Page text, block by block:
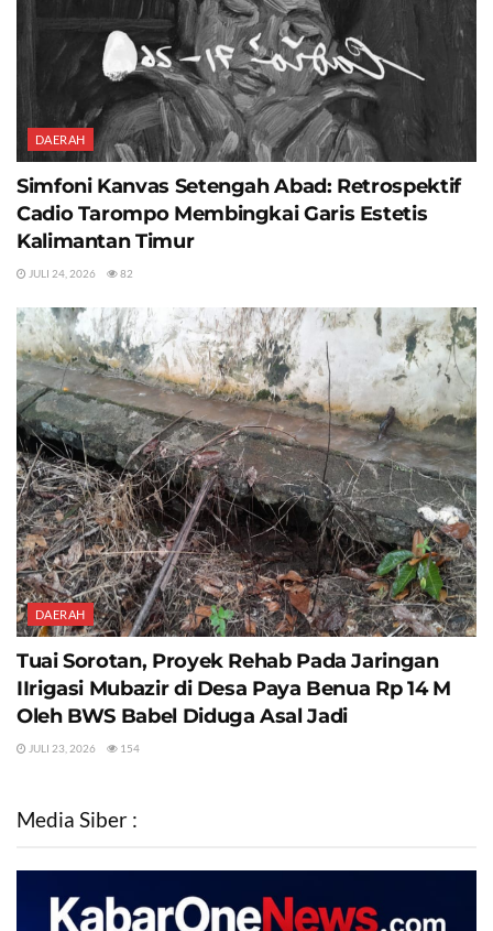
DAERAH
Simfoni Kanvas Setengah Abad: Retrospektif
Cadio Tarompo Membingkai Garis Estetis
Kalimantan Timur
JULI 24, 2026 82
DAERAH
Tuai Sorotan, Proyek Rehab Pada Jaringan
IIrigasi Mubazir di Desa Paya Benua Rp 14 M
Oleh BWS Babel Diduga Asal Jadi
JULI 23, 2026 154
Media Siber :